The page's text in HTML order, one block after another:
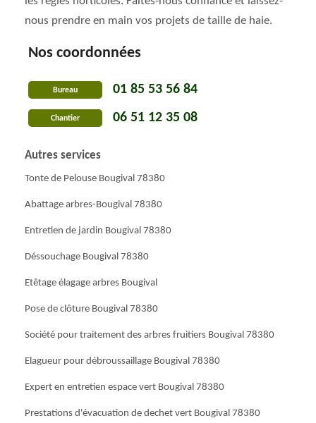
nous prendre en main vos projets de taille de haie.
Nos coordonnées
Bureau 01 85 53 56 84
Chantier 06 51 12 35 08
Autres services
Tonte de Pelouse Bougival 78380
Abattage arbres-Bougival 78380
Entretien de jardin Bougival 78380
Déssouchage Bougival 78380
Etêtage élagage arbres Bougival
Pose de clôture Bougival 78380
Société pour traitement des arbres fruitiers Bougival 78380
Elagueur pour débroussaillage Bougival 78380
Expert en entretien espace vert Bougival 78380
Prestations d'évacuation de dechet vert Bougival 78380